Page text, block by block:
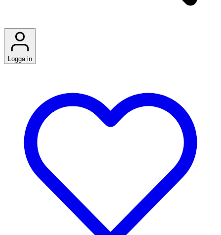
Logga in